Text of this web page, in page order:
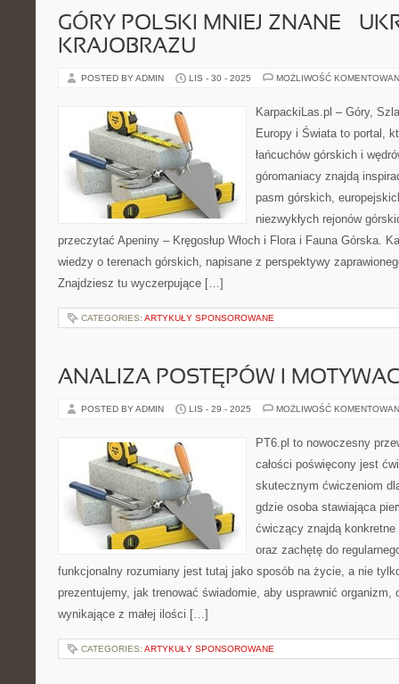
GÓRY POLSKI MNIEJ ZNANE –
KRAJOBRAZU
POSTED BY ADMIN LIS - 30 - 2025 MOŻLIWOŚĆ
KarpackiLas.pl – Góry,
Europy i Świata to portal,
łańcuchów górskich i
góromaniacy znajdą
pasm górskich,
niezwykłych rejonów
przeczytać Apeniny – Kręgosłup Włoch i Flora i Fauna Górska.
wiedzy o terenach górskich, napisane z perspektywy
Znajdziesz tu wyczerpujące […]
CATEGORIES: ARTYKUŁY SPONSOROWANE
ANALIZA POSTĘPÓW I
POSTED BY ADMIN LIS - 29 - 2025 MOŻLIWOŚĆ
PT6.pl to nowoczesny
całości poświęcony jest
skutecznym ćwiczeniom
gdzie osoba stawiająca
ćwiczący znajdą konkretne
oraz zachętę do
funkcjonalny rozumiany jest tutaj jako sposób na życie, a nie
prezentujemy, jak trenować świadomie, aby usprawnić organizm,
wynikające z małej ilości […]
CATEGORIES: ARTYKUŁY SPONSOROWANE